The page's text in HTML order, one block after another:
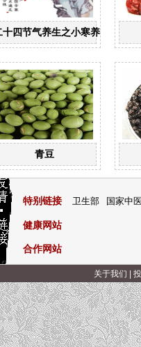
十四节气养生之小寒养生
青豆
特别链接 卫生部 国家中
健康网站
合作网站
关于我们